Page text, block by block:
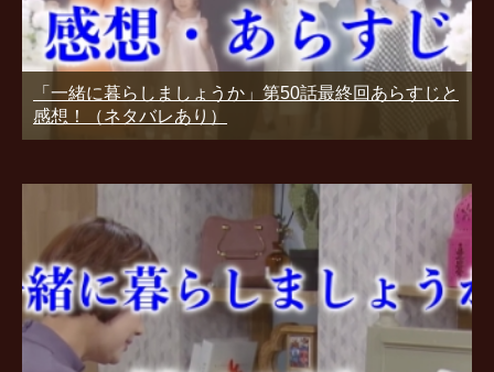
「一緒に暮らしましょうか」第50話最終回あらすじと
感想！（ネタバレあり）